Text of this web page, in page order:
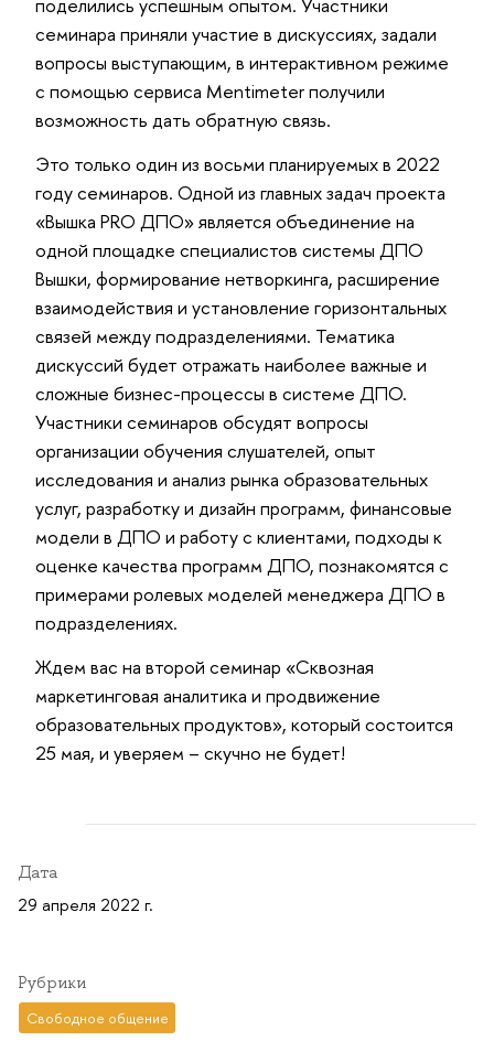
поделились успешным опытом. Участники
семинара приняли участие в дискуссиях, задали
вопросы выступающим, в интерактивном режиме
с помощью сервиса Mentimeter получили
возможность дать обратную связь.
Это только один из восьми планируемых в 2022
году семинаров. Одной из главных задач проекта
«Вышка PRO ДПО» является объединение на
одной площадке специалистов системы ДПО
Вышки, формирование нетворкинга, расширение
взаимодействия и установление горизонтальных
связей между подразделениями. Тематика
дискуссий будет отражать наиболее важные и
сложные бизнес-процессы в системе ДПО.
Участники семинаров обсудят вопросы
организации обучения слушателей, опыт
исследования и анализ рынка образовательных
услуг, разработку и дизайн программ, финансовые
модели в ДПО и работу с клиентами, подходы к
оценке качества программ ДПО, познакомятся с
примерами ролевых моделей менеджера ДПО в
подразделениях.
Ждем вас на второй семинар «Сквозная
маркетинговая аналитика и продвижение
образовательных продуктов», который состоится
25 мая, и уверяем – скучно не будет!
Дата
29 апреля 2022 г.
Рубрики
Свободное общение